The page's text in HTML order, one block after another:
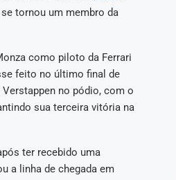
tornou um membro da
como piloto da Ferrari
feito no último final de
no pódio, com o
sua terceira vitória na
ter recebido uma
a linha de chegada em